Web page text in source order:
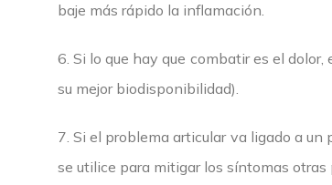
baje más rápido la inflamación.
6. Si lo que hay que combatir es el
su mejor biodisponibilidad).
7. Si el problema articular va ligado a
se utilice para mitigar los síntomas